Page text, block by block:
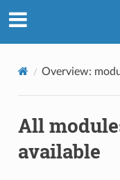
Overview:
All
available